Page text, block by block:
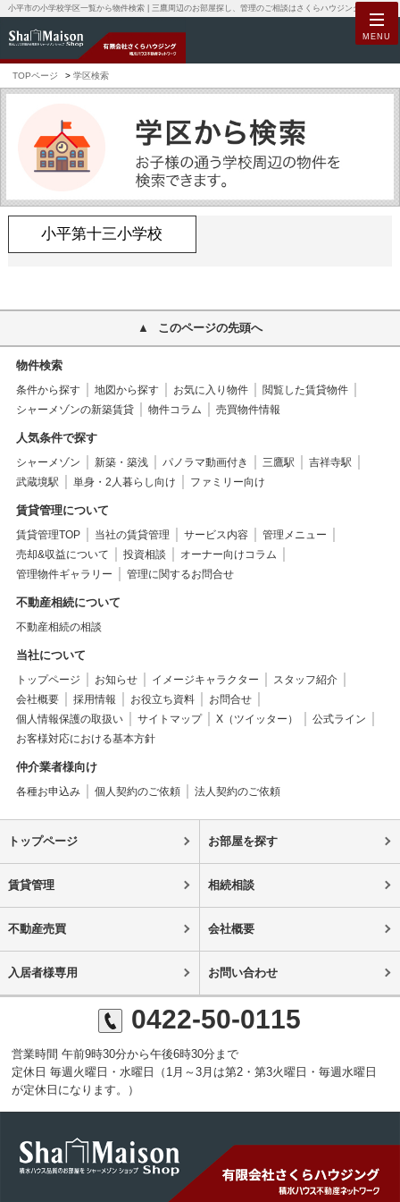
MENU
TOPページ 学区検索
小平第十三小学校
このページの先頭へ
物件検索
条件から探す 地図から探す お気に入り物件
閲覧した賃貸物件
シャーメゾンの新築賃貸
物件コラム 売買物件情報
人気条件で探す
シャーメゾン 新築・築浅 パノラマ動画付き 三鷹駅
吉祥寺駅
武蔵境駅
単身・2人暮らし向け ファミリー向け
賃貸管理について
賃貸管理TOP 当社の賃貸管理 サービス内容
管理メニュー
売却&収益について
投資相談
オーナー向けコラム
管理物件ギャラリー
管理に関するお問合せ
不動産相続について
不動産相続の相談
当社について
トップページ お知らせ イメージキャラクター
スタッフ紹介
会社概要
採用情報 お役立ち資料
お問合せ
個人情報保護の取扱い
サイトマップ X（ツイッター）
公式ライン
お客様対応における基本方針
仲介業者様向け
各種お申込み 個人契約のご依頼 法人契約のご依頼
トップページ お部屋を探す
賃貸管理 相続相談
不動産売買 会社概要
入居者様専用 お問い合わせ
0422-50-0115
営業時間 午前9時30分から午後6時30分まで
定休日 毎週火曜日・水曜日（1月～3月は第2・第3火曜日・毎週水曜日
が定休日になります。）